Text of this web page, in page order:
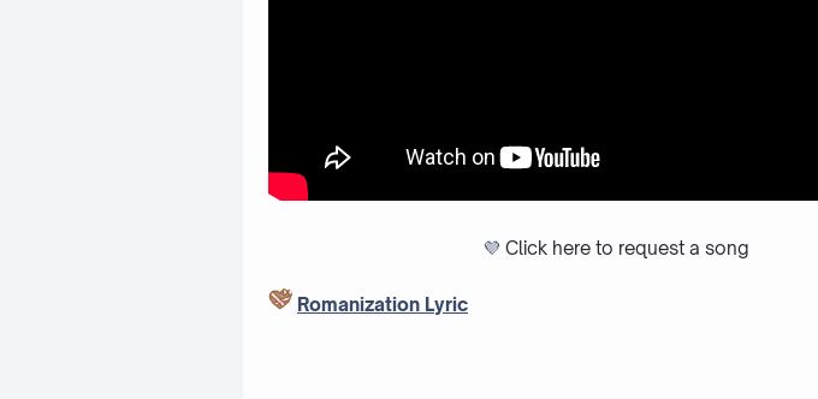
💜 Click here to request a song
Romanization Lyric